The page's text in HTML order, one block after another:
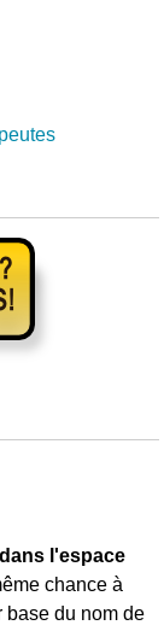
l'espace
chance à
base du nom de